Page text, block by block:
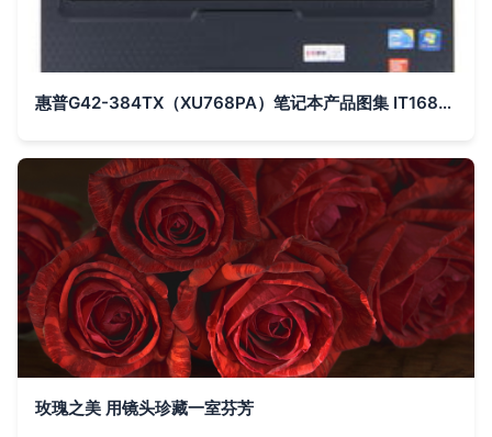
惠普G42-384TX（XU768PA）笔记本产品图集 IT168高清素材一览
玫瑰之美 用镜头珍藏一室芬芳